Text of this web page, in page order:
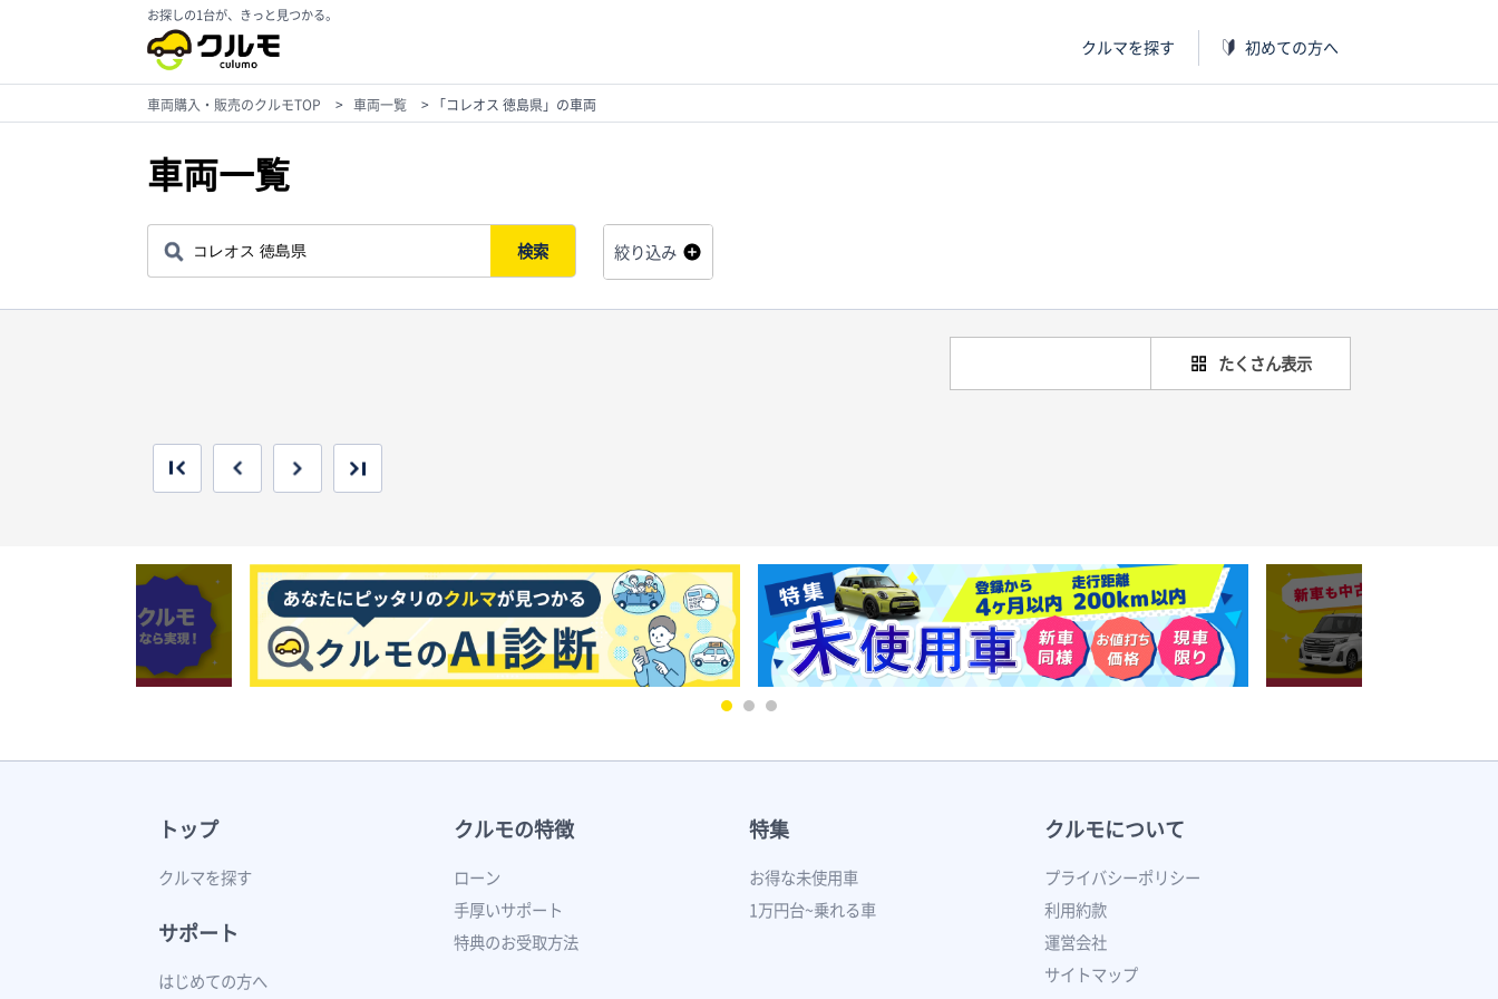
お探しの1台が、きっと見つかる。
クルマを探す 初めての方へ
車両購入・販売のクルモTOP > 車両一覧 > 「コレオス 徳島県」の車両
車両一覧
検索 絞り込み
たくさん表示
トップ
クルマを探す
サポート
はじめての方へ
クルモの特徴
ローン
手厚いサポート
特典のお受取方法
特集
お得な未使用車
1万円台~乗れる車
クルモについて
プライバシーポリシー
利用約款
運営会社
サイトマップ